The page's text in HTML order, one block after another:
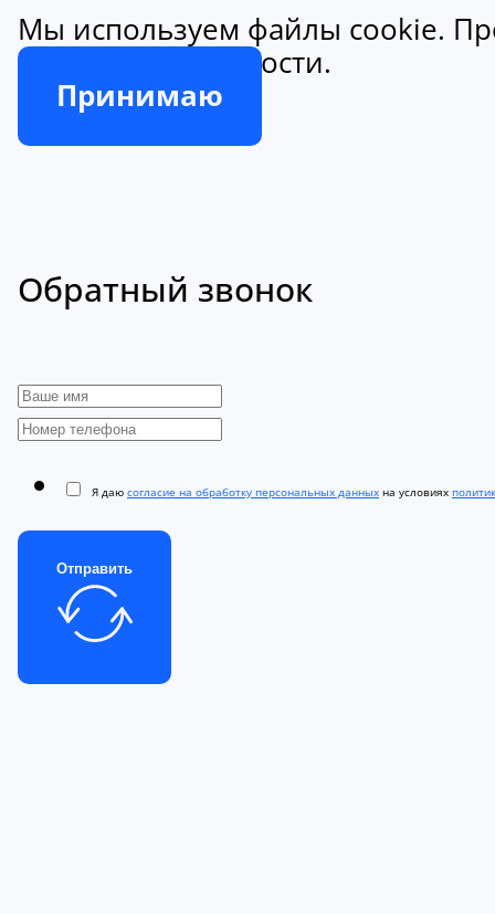
Мы используем файлы cookie.
конфиденциальности.
Принимаю
Обратный звонок
Я даю согласие на обработку персональных данных на условиях
Отправить